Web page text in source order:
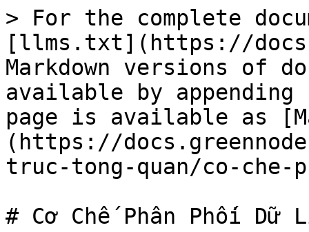
> For the complete
[llms.txt](https://
Markdown versions of
available by
page is available as
(https://
truc-tong-quan/co-che-
# Cơ Chế Phân Phối Dữ